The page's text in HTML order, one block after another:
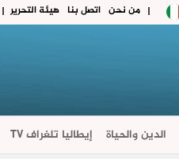
| هيئة التحرير اتصل بنا من نحن |
الدين والحياة إيطاليا تلغراف TV